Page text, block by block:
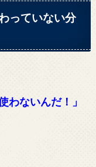
っていない分
わないんだ！」